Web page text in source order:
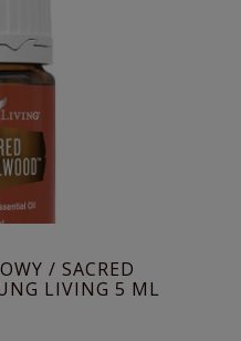
/ SACRED
LIVING 5 ML